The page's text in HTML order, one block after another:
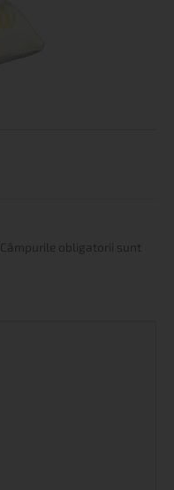
Câmpurile obligatorii sunt